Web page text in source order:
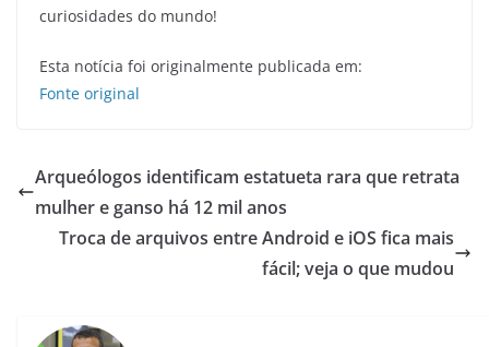
curiosidades do mundo!
Esta notícia foi originalmente publicada em:
Fonte original
Arqueólogos identificam estatueta rara que retrata
mulher e ganso há 12 mil anos
Troca de arquivos entre Android e iOS fica mais
fácil; veja o que mudou